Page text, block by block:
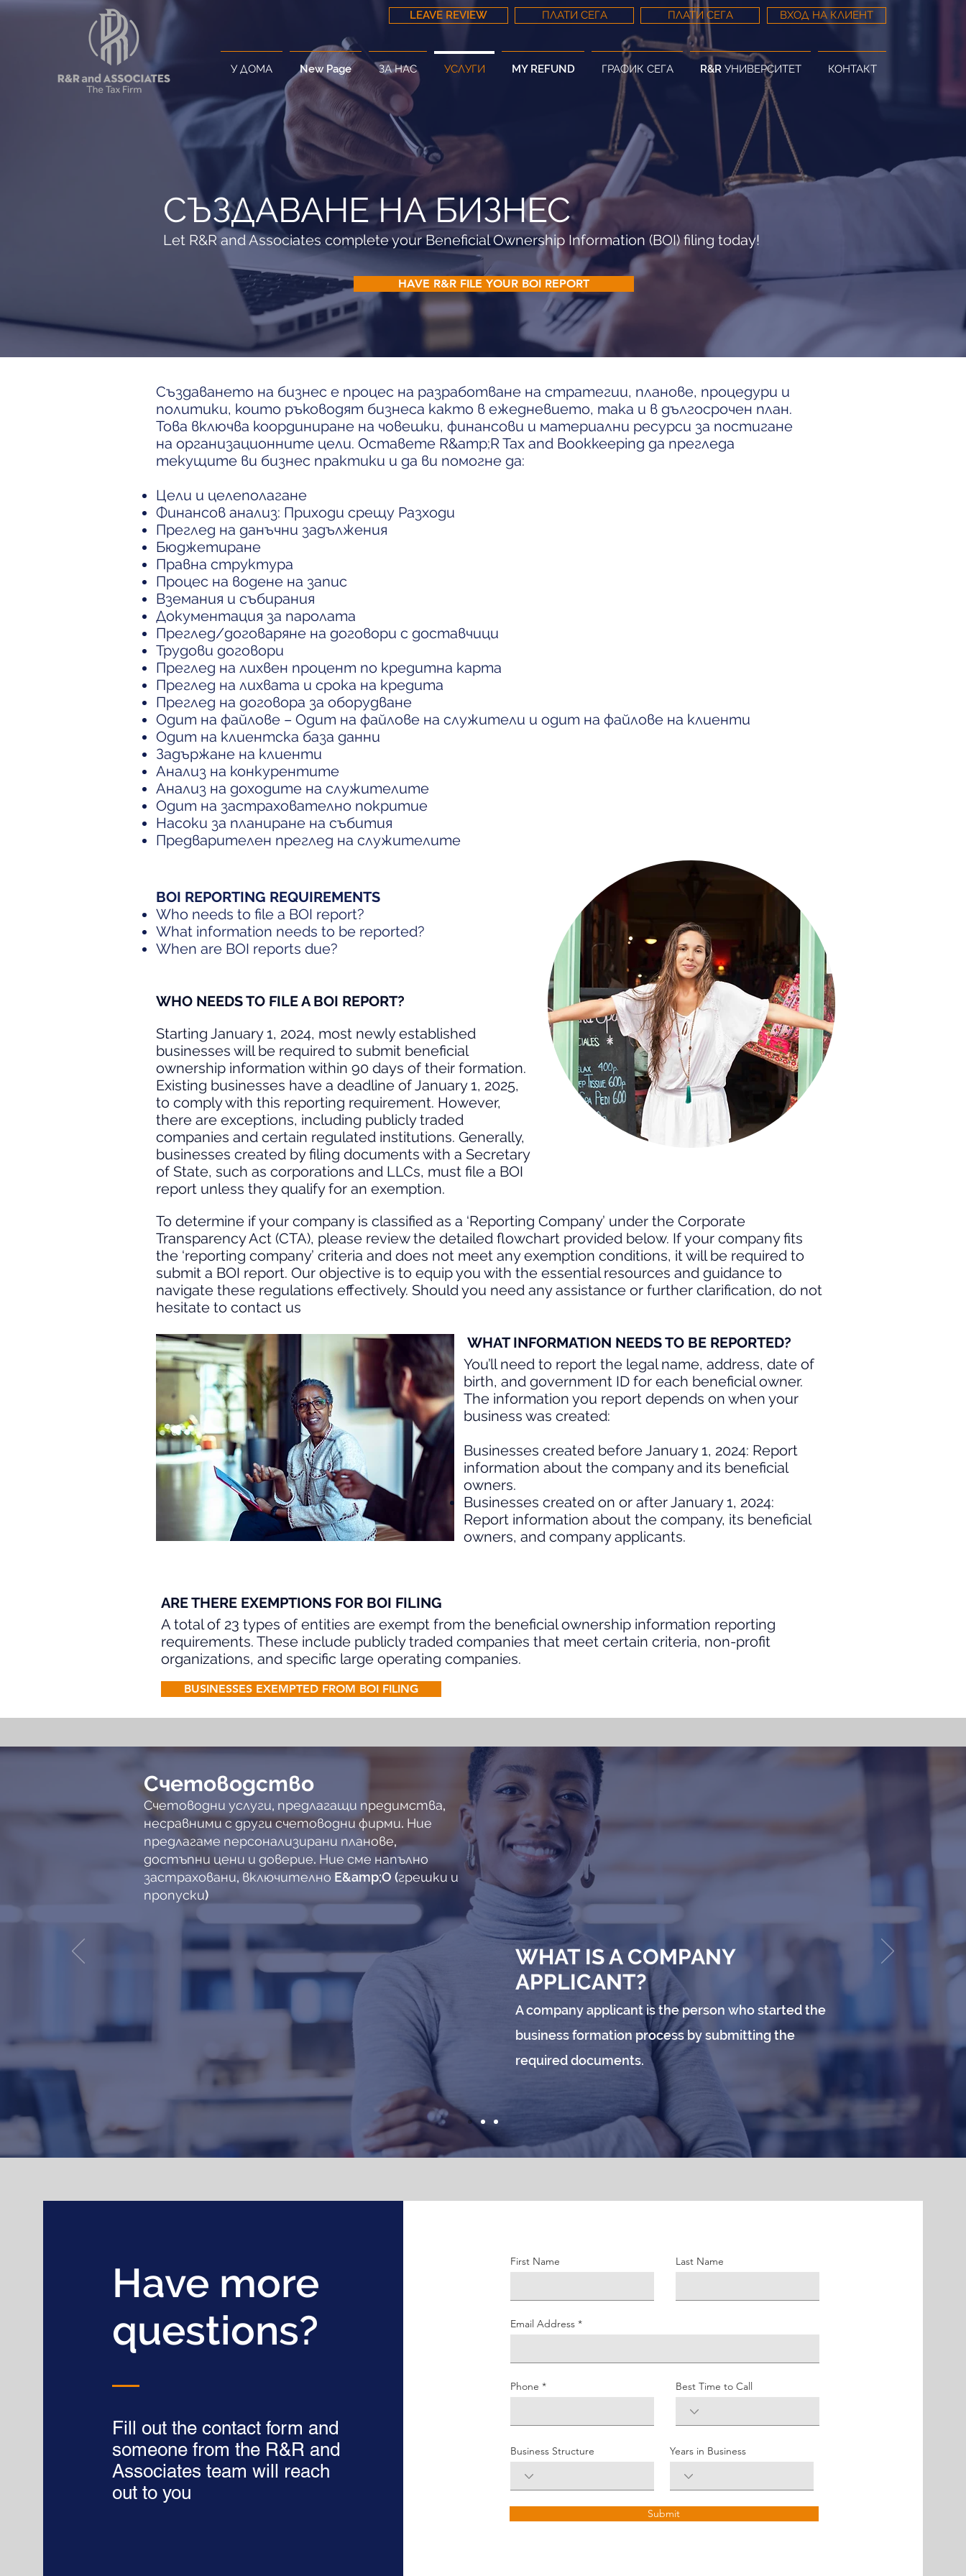
LEAVE REVIEW ПЛАТИ СЕГА ПЛАТИ СЕГА ВХОД НА КЛИЕНТ
У ДОМА New Page ЗА НАС УСЛУГИ MY REFUND ГРАФИК СЕГА R&R УНИВЕРСИТЕТ КОНТАКТ
СЪЗДАВАНЕ НА БИЗНЕС
Let R&R and Associates complete your Beneficial Ownership Information (BOI) filing today!
HAVE R&R FILE YOUR BOI REPORT
Създаването на бизнес е процес на разработване на стратегии, планове, процедури и
политики, които ръководят бизнеса както в ежедневието, така и в дългосрочен план.
Това включва координиране на човешки, финансови и материални ресурси за постигане
на организационните цели. Оставете R&amp;R Tax and Bookkeeping да прегледа
текущите ви бизнес практики и да ви помогне да:
Цели и целеполагане
Финансов анализ: Приходи срещу Разходи
Преглед на данъчни задължения
Бюджетиране
Правна структура
Процес на водене на запис
Вземания и събирания
Документация за паролата
Преглед/договаряне на договори с доставчици
Трудови договори
Преглед на лихвен процент по кредитна карта
Преглед на лихвата и срока на кредита
Преглед на договора за оборудване
Одит на файлове – Одит на файлове на служители и одит на файлове на клиенти
Одит на клиентска база данни
Задържане на клиенти
Анализ на конкурентите
Анализ на доходите на служителите
Одит на застрахователно покритие
Насоки за планиране на събития
Предварителен преглед на служителите
BOI REPORTING REQUIREMENTS
Who needs to file a BOI report?
What information needs to be reported?
When are BOI reports due?
Starting January 1, 2024, most newly established
businesses will be required to submit beneficial
ownership information within 90 days of their formation.
Existing businesses have a deadline of January 1, 2025,
to comply with this reporting requirement. However,
there are exceptions, including publicly traded
companies and certain regulated institutions. Generally,
businesses created by filing documents with a Secretary
of State, such as corporations and LLCs, must file a BOI
report unless they qualify for an exemption.
WHO NEEDS TO FILE A BOI REPORT?
To determine if your company is classified as a ‘Reporting Company’ under the Corporate
Transparency Act (CTA), please review the detailed flowchart provided below. If your company fits
the ‘reporting company’ criteria and does not meet any exemption conditions, it will be required to
submit a BOI report. Our objective is to equip you with the essential resources and guidance to
navigate these regulations effectively. Should you need any assistance or further clarification, do not
hesitate to contact us
WHAT INFORMATION NEEDS TO BE REPORTED?
You’ll need to report the legal name, address, date of
birth, and government ID for each beneficial owner.
The information you report depends on when your
business was created:
Businesses created before January 1, 2024: Report
information about the company and its beneficial
owners.
Businesses created on or after January 1, 2024:
Report information about the company, its beneficial
owners, and company applicants.
ARE THERE EXEMPTIONS FOR BOI FILING
A total of 23 types of entities are exempt from the beneficial ownership information reporting
requirements. These include publicly traded companies that meet certain criteria, non-profit
organizations, and specific large operating companies.
BUSINESSES EXEMPTED FROM BOI FILING
Счетоводство
Счетоводни услуги, предлагащи предимства,
несравними с други счетоводни фирми. Ние
предлагаме персонализирани планове,
достъпни цени и доверие. Ние сме напълно
застраховани, включително E&amp;O (грешки и
пропуски)
WHAT IS A COMPANY
APPLICANT?
A company applicant is the person who started the
business formation process by submitting the
required documents.
Have more
questions?
Fill out the contact form and
someone from the R&R and
Associates team will reach
out to you
First Name Last Name
Email Address
Phone Best Time to Call
Business Structure Years in Business
Submit